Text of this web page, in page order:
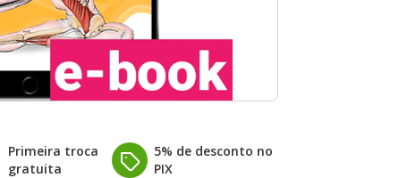
Primeira troca
gratuita
5% de desconto no
PIX